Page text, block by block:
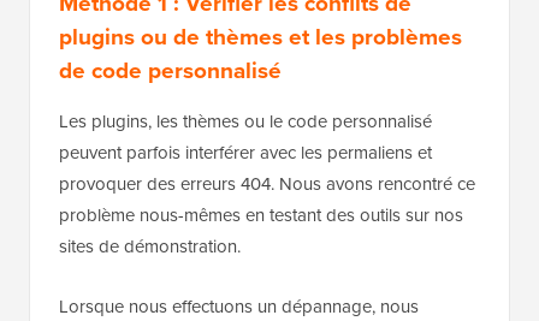
plugins ou de thèmes et les problèmes
de code personnalisé
Les plugins, les thèmes ou le code personnalisé
peuvent parfois interférer avec les permaliens et
provoquer des erreurs 404. Nous avons rencontré ce
problème nous-mêmes en testant des outils sur nos
sites de démonstration.
Lorsque nous effectuons un dépannage, nous